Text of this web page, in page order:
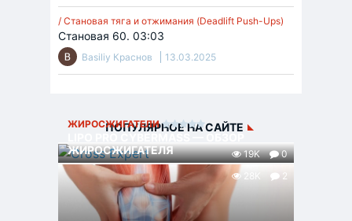
/ Становая тяга и отжимания (Deadlift Push-Ups)
Становая 60. 03:03
Basiliy Краснов 13.03.2025
ПОПУЛЯРНОЕ НА САЙТЕ
19K 0
ЖИРОСЖИГАТЕЛИ
ЖИРОСЖИГАТЕЛЯ
28K 2